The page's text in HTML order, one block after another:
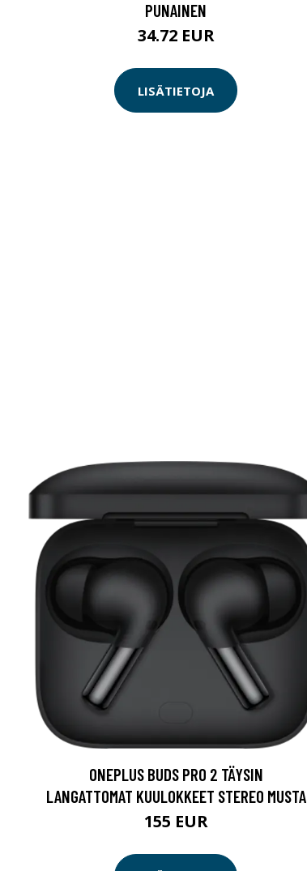
PUNAINEN
34.72 EUR
LISÄTIETOJA
ONEPLUS BUDS PRO 2 TÄYSIN
LANGATTOMAT KUULOKKEET STEREO MUSTA
155 EUR